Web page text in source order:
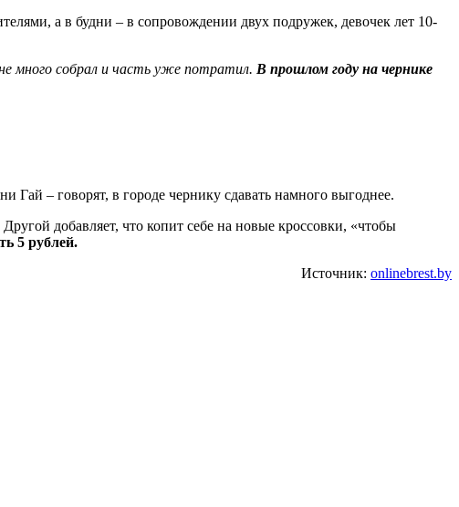
а в будни – в сопровождении двух подружек, девочек лет 10-
много собрал и часть уже потратил. В прошлом году на чернике
Гай – говорят, в городе чернику сдавать намного выгоднее.
добавляет, что копит себе на новые кроссовки, «чтобы
5 рублей.
Источник: onlinebrest.by